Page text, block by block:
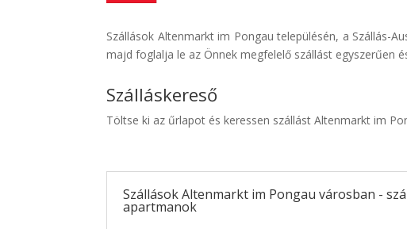
Szállásinfo.eu
Repülőjegy
Autóbérlés
Szállások Altenmarkt im Pongau településén, a Szállás-
majd foglalja le az Önnek megfelelő szállást egyszerűen
Szálláskereső
Töltse ki az űrlapot és keressen szállást Altenmarkt im
Szállások Altenmarkt im Pongau városban -
apartmanok